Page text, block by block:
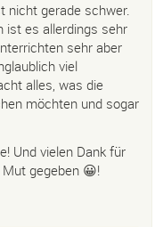
nicht gerade schwer.
ist es allerdings sehr
sehr aber
viel
alles, was die
möchten und sogar
Und vielen Dank für
gegeben 😀!